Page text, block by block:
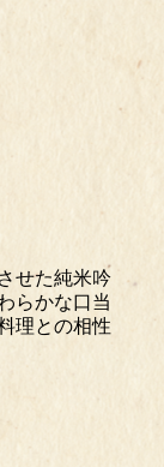
せた純米吟
らかな口当
理との相性